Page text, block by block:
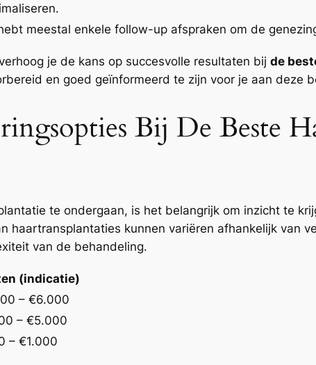
meestal enkele follow-up afspraken om de
je de kans op succesvolle resultaten bij de
en goed geïnformeerd te zijn voor je aan deze
Bij De Beste
te ondergaan, is het belangrijk om inzicht te
haartransplantaties kunnen variëren afhankelijk van
van de behandeling.
(indicatie)
– €6.000
– €5.000
– €1.000